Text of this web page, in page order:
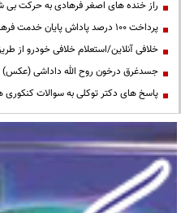
راز خنده های اصغر فرهادی به حرکت بی
پرداخت ۱۰۰ درصد پاداش پایان خدمت فرهنگیان
خلافی آنلاین/استعلام خلافی خودرو از
جسدغرق درخون روح الله داداشی (عکس)
پاسخ های دکتر توکلی به سوالات کنکوری